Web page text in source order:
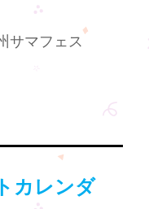
サマフェス
カレンダ